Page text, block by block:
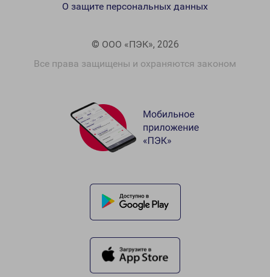
© ООО «ПЭК», 2026
Все права защищены и охраняются законом
О защите персональных данных